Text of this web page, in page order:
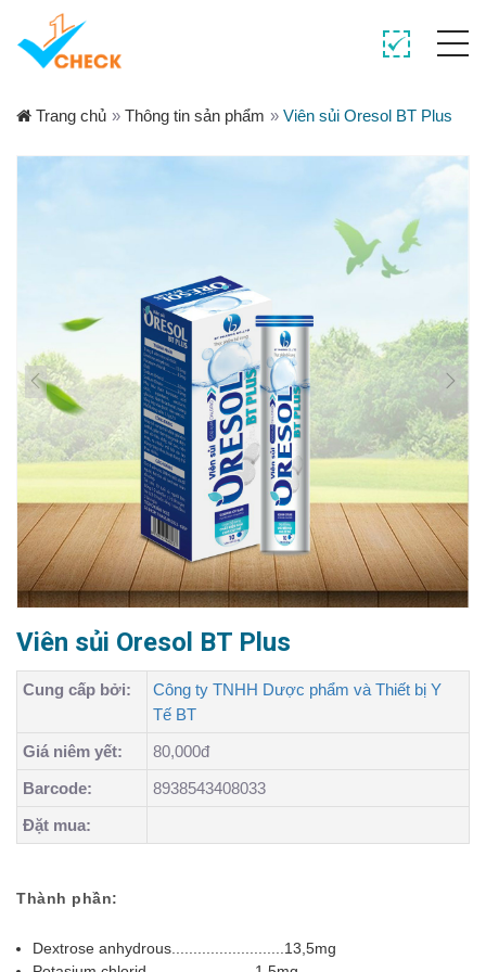
Trang chủ » Thông tin sản phẩm » Viên sủi Oresol BT Plus
Viên sủi Oresol BT Plus
Cung cấp bởi:
Công ty TNHH Dược phẩm và Thiết bị Y
Tế BT
Giá niêm yết:
80,000đ
Barcode:
8938543408033
Đặt mua:
Thành phần:
Dextrose anhydrous..........................13,5mg